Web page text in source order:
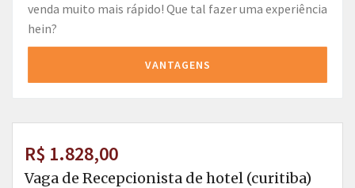
venda muito mais rápido! Que tal fazer uma experiência
hein?
VANTAGENS
R$ 1.828,00
Vaga de Recepcionista de hotel (curitiba)